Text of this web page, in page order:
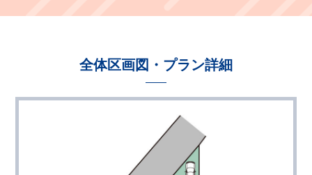
全体区画図・プラン詳細